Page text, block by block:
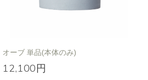
オーブ 単品(本体のみ)
12,100円